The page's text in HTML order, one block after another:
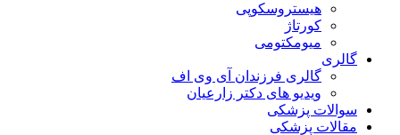
هیستروسکوپی
کورتاژ
میومکتومی
گالری
گالری فرزندان آی وی اف
ویدیو های دکتر زارعیان
سوالات پزشکی
مقالات پزشکی